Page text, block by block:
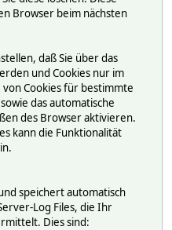
Browser beim nächsten
daß Sie über das
und Cookies nur im
Cookies für bestimmte
das automatische
des Browser aktivieren.
kann die Funktionalität
speichert automatisch
Log Files, die Ihr
Dies sind: